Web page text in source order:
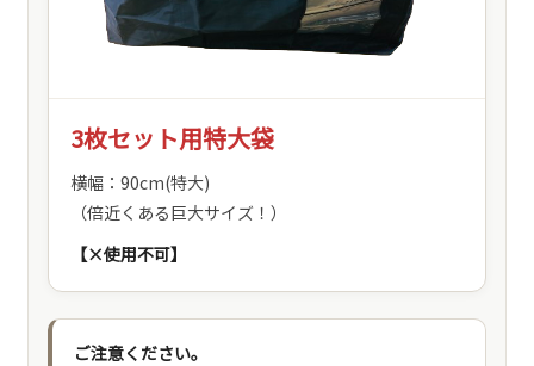
3枚セット用特大袋
横幅：90cm(特大)
（倍近くある巨大サイズ！）
【×使用不可】
ご注意ください。